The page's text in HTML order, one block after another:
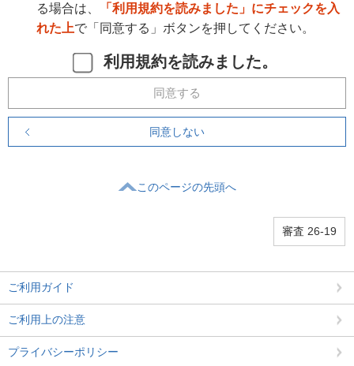
る場合は、
「利用規約を読みました」にチェックを入
れた上で「同意する」ボタンを押してください。
利用規約を読みました。
同意する
同意しない
このページの先頭へ
審査 26-19
ご利用ガイド
ご利用上の注意
プライバシーポリシー